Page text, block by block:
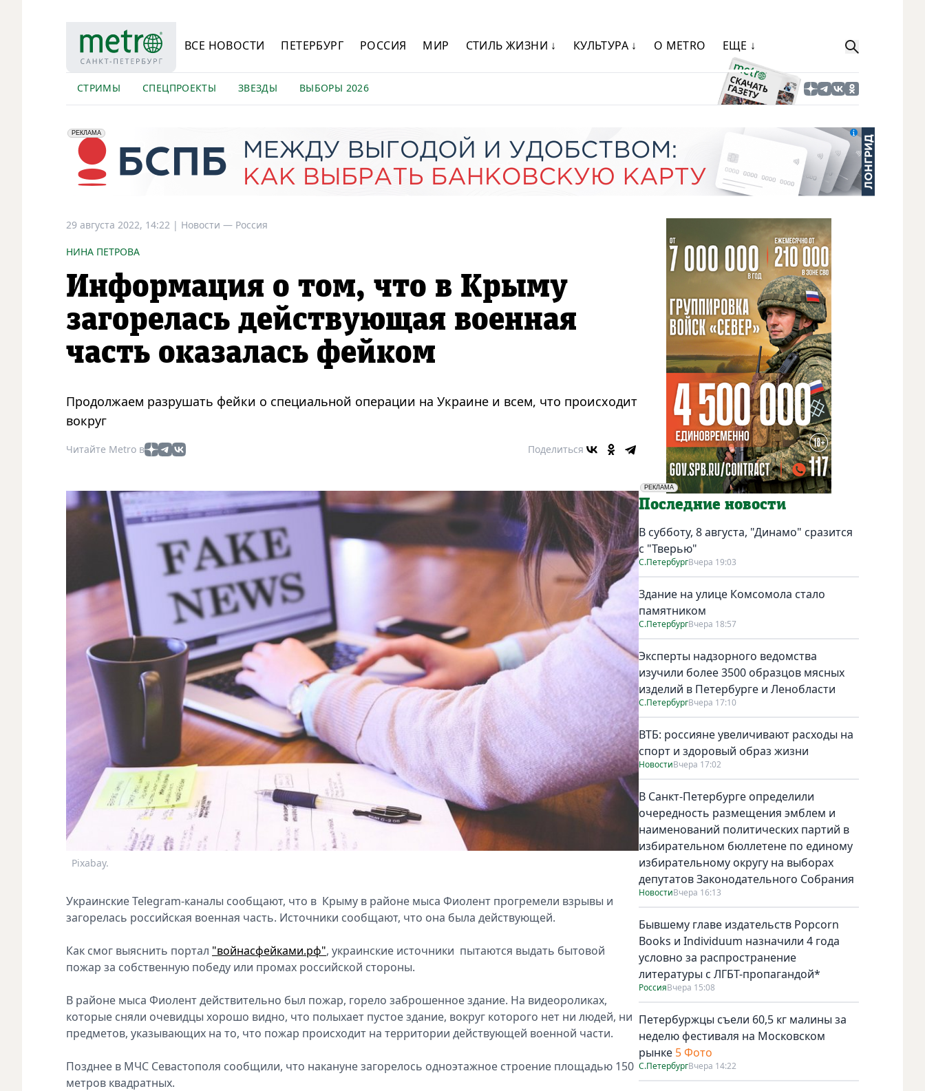
ВСЕ НОВОСТИ ПЕТЕРБУРГ РОССИЯ МИР СТИЛЬ ЖИЗНИ ↓ КУЛЬТУРА ↓ О METRO ЕЩЕ ↓
СТРИМЫ СПЕЦПРОЕКТЫ ЗВЕЗДЫ ВЫБОРЫ 2026
erid: 2VfnxyFybV5
РЕКЛАМА
ПАО "Банк "Санкт-Петербург", ИНН: 7831000027
29 августа 2022, 14:22 | Новости — Россия
НИНА ПЕТРОВА
Информация о том, что в Крыму
загорелась действующая военная
часть оказалась фейком
Продолжаем разрушать фейки о специальной операции на Украине и всем, что происходит
вокруг
Читайте Metro в Поделиться
Pixabay.
Украинские Telegram-каналы сообщают, что в Крыму в районе мыса Фиолент прогремели взрывы и
загорелась российская военная часть. Источники сообщают, что она была действующей.
Как смог выяснить портал "войнасфейками.рф", украинские источники пытаются выдать бытовой
пожар за собственную победу или промах российской стороны.
В районе мыса Фиолент действительно был пожар, горело заброшенное здание. На видеороликах,
которые сняли очевидцы хорошо видно, что полыхает пустое здание, вокруг которого нет ни людей, ни
предметов, указывающих на то, что пожар происходит на территории действующей военной части.
Позднее в МЧС Севастополя сообщили, что накануне загорелось одноэтажное строение площадью 150
метров квадратных.
РЕКЛАМА
Социальная реклама
Последние новости
В субботу, 8 августа, "Динамо" сразится
с "Тверью"
С.ПетербургВчера 19:03
Здание на улице Комсомола стало
памятником
С.ПетербургВчера 18:57
Эксперты надзорного ведомства
изучили более 3500 образцов мясных
изделий в Петербурге и Ленобласти
С.ПетербургВчера 17:10
ВТБ: россияне увеличивают расходы на
спорт и здоровый образ жизни
НовостиВчера 17:02
В Санкт-Петербурге определили
очередность размещения эмблем и
наименований политических партий в
избирательном бюллетене по единому
избирательному округу на выборах
депутатов Законодательного Собрания
НовостиВчера 16:13
Бывшему главе издательств Popcorn
Books и Individuum назначили 4 года
условно за распространение
литературы с ЛГБТ-пропагандой*
РоссияВчера 15:08
Петербуржцы съели 60,5 кг малины за
неделю фестиваля на Московском
рынке 5 Фото
С.ПетербургВчера 14:22